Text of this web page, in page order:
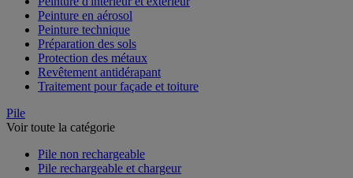
Peinture en aérosol
Peinture technique
Préparation des sols
Protection des métaux
Revêtement antidérapant
Traitement pour façade et toiture
Pile
Voir toute la catégorie
Pile non rechargeable
Pile rechargeable et chargeur